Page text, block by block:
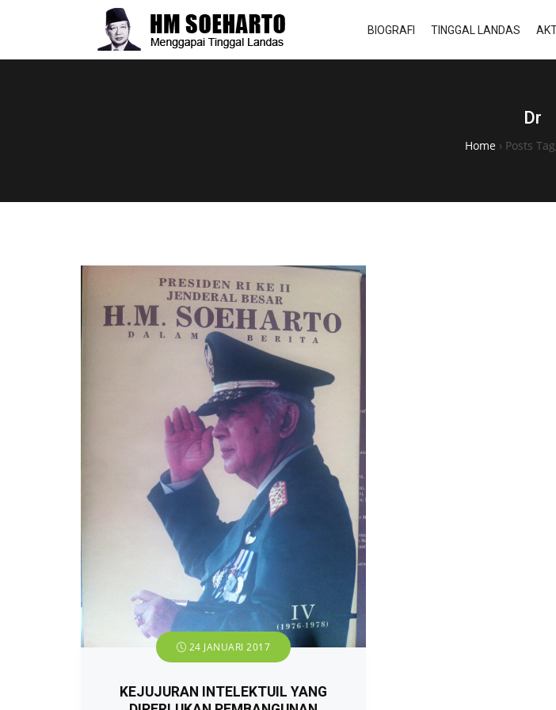
BIOGRAFI TINGGAL LANDAS
Dr
Home› Posts
24 JANUARI 2017
KEJUJURAN INTELEKTUIL YANG